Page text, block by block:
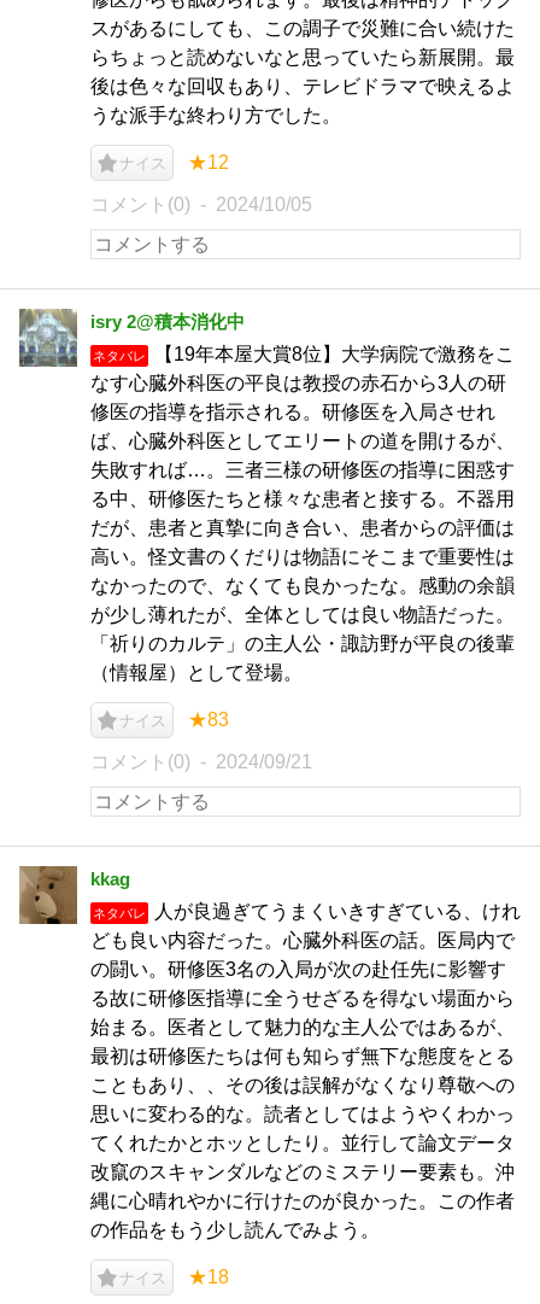
スがあるにしても、この調子で災難に合い続けた
らちょっと読めないなと思っていたら新展開。最
後は色々な回収もあり、テレビドラマで映えるよ
うな派手な終わり方でした。
ナイス ★12
コメント(0) 2024/10/05
isry 2@積本消化中
ネタバレ
【19年本屋大賞8位】大学病院で激務をこ
なす心臓外科医の平良は教授の赤石から3人の研
修医の指導を指示される。研修医を入局させれ
ば、心臓外科医としてエリートの道を開けるが、
失敗すれば…。三者三様の研修医の指導に困惑す
る中、研修医たちと様々な患者と接する。不器用
だが、患者と真摯に向き合い、患者からの評価は
高い。怪文書のくだりは物語にそこまで重要性は
なかったので、なくても良かったな。感動の余韻
が少し薄れたが、全体としては良い物語だった。
「祈りのカルテ」の主人公・諏訪野が平良の後輩
（情報屋）として登場。
ナイス ★83
コメント(0) 2024/09/21
kkag
ネタバレ
人が良過ぎてうまくいきすぎている、けれ
ども良い内容だった。心臓外科医の話。医局内で
の闘い。研修医3名の入局が次の赴任先に影響す
る故に研修医指導に全うせざるを得ない場面から
始まる。医者として魅力的な主人公ではあるが、
最初は研修医たちは何も知らず無下な態度をとる
こともあり、、その後は誤解がなくなり尊敬への
思いに変わる的な。読者としてはようやくわかっ
てくれたかとホッとしたり。並行して論文データ
改竄のスキャンダルなどのミステリー要素も。沖
縄に心晴れやかに行けたのが良かった。この作者
の作品をもう少し読んでみよう。
ナイス ★18